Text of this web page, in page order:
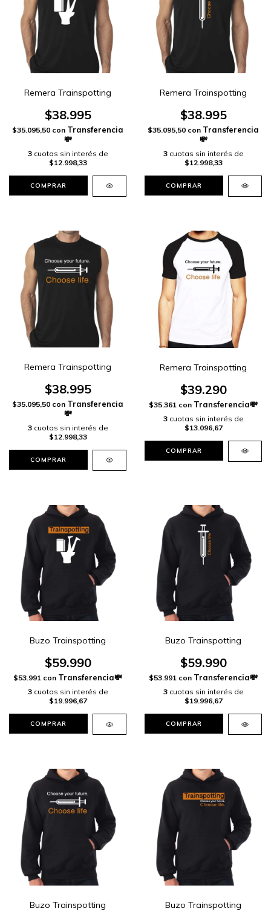
Remera Trainspotting
$38.995
$35.095,50 con
3 cuotas sin interés de
$12.998,33
COMPRAR
Remera Trainspotting
$38.995
$35.095,50 con
3 cuotas sin interés de
$12.998,33
COMPRAR
Remera Trainspotting
$38.995
$35.095,50 con
3 cuotas sin interés de
$12.998,33
COMPRAR
Remera Trainspotting
$39.290
$35.361 con
3 cuotas sin interés de
$13.096,67
COMPRAR
Buzo Trainspotting
$59.990
$53.991 con
3 cuotas sin interés de
$19.996,67
COMPRAR
Buzo Trainspotting
$59.990
$53.991 con
3 cuotas sin interés de
$19.996,67
COMPRAR
Buzo Trainspotting Buzo Trainspotting